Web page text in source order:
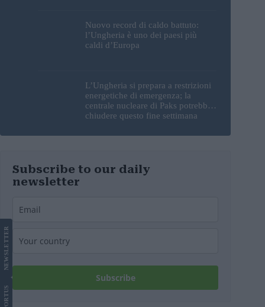
Nuovo record di caldo battuto:
l’Ungheria è uno dei paesi più
caldi d’Europa
L’Ungheria si prepara a restrizioni
energetiche di emergenza; la
centrale nucleare di Paks potrebbe
chiudere questo fine settimana
Subscribe to our daily
newsletter
Subscribe
US
NEWS
LETTER